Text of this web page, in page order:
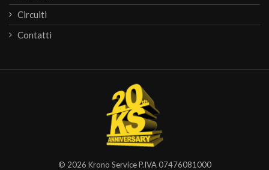
Circuiti
Contatti
© 2026 Krono ServiceP.IVA 07476081000